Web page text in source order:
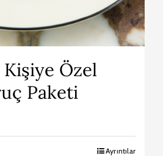
Özel
Paketi
Ayrıntılar